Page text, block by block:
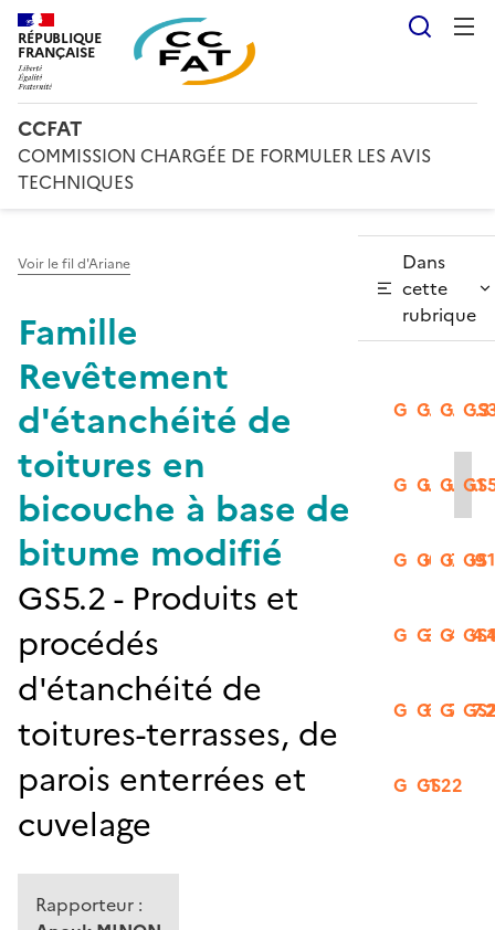
RÉPUBLIQUE
FRANÇAISE
CCFAT
COMMISSION CHARGÉE DE FORMULER LES AVIS
TECHNIQUES
Voir le fil d'Ariane
Famille
Revêtement
d'étanchéité de
toitures en
bicouche à base de
bitume modifié
GS5.2 - Produits et
procédés
d'étanchéité de
toitures-terrasses, de
parois enterrées et
cuvelage
Rapporteur :
Dans
cette
rubrique
GS2.1GS2.2GS2.3
GS3.2GS3.3
GS5.1
GS06GS07GS09
GS13GS14.2
GS16GS17.1GS17.2
GS21GS22